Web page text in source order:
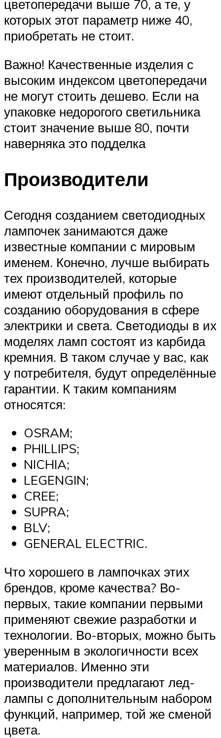
цветопередачи выше 70, а те, у
которых этот параметр ниже 40,
приобретать не стоит.
Важно! Качественные изделия с
высоким индексом цветопередачи
не могут стоить дешево. Если на
упаковке недорогого светильника
стоит значение выше 80, почти
наверняка это подделка
Производители
Сегодня созданием светодиодных
лампочек занимаются даже
известные компании с мировым
именем. Конечно, лучше выбирать
тех производителей, которые
имеют отдельный профиль по
созданию оборудования в сфере
электрики и света. Светодиоды в их
моделях ламп состоят из карбида
кремния. В таком случае у вас, как
у потребителя, будут определённые
гарантии. К таким компаниям
относятся:
OSRAM;
PHILLIPS;
NICHIA;
LEGENGIN;
CREE;
SUPRA;
BLV;
GENERAL ELECTRIC.
Что хорошего в лампочках этих
брендов, кроме качества? Во-
первых, такие компании первыми
применяют свежие разработки и
технологии. Во-вторых, можно быть
уверенным в экологичности всех
материалов. Именно эти
производители предлагают лед-
лампы с дополнительным набором
функций, например, той же сменой
цвета.